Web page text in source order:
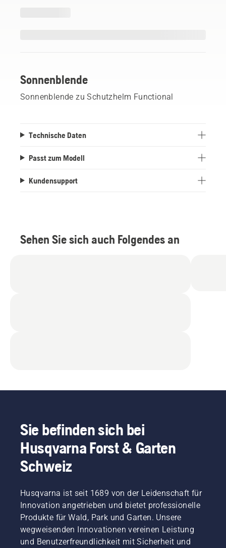
Sonnenblende
Sonnenblende zu Schutzhelm Functional
Technische Daten
Passt zum Modell
Kundensupport
Sehen Sie sich auch Folgendes an
Sie befinden sich bei
Husqvarna Forst & Garten
Schweiz
Husqvarna ist seit 1689 von der Leidenschaft für
Innovation angetrieben und bietet professionelle
Produkte für Wald, Park und Garten. Unsere
wegweisenden Innovationen vereinen Leistung
und Benutzerfreundlichkeit mit Sicherheit und